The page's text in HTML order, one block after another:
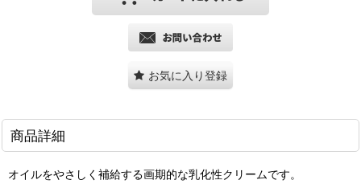
お気に入り登録
商品詳細
オイルをやさしく補給する画期的な乳化性クリームです。